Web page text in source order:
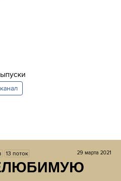
13 поток 29 марта 2021